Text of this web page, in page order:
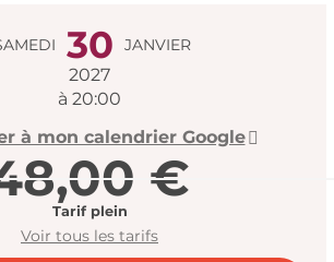
et
30 JANVIER
2027
à 20:00
à mon calendrier Google
€
Tarif plein
Voir tous les tarifs